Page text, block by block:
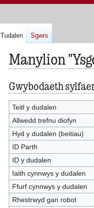
Manylion
Neidio
i'r
panel
llywio
Neidio
i'r
bar
chwilio
Gwybodaeth
Teitl y dudalen
Allwedd trefnu diofyn
Hyd y dudalen (beitiau)
ID Parth
ID y dudalen
Iaith cynnwys y dudalen
Ffurf cynnwys y dudalen
Rhestrwyd gan robot
Tudalen Sgwrs